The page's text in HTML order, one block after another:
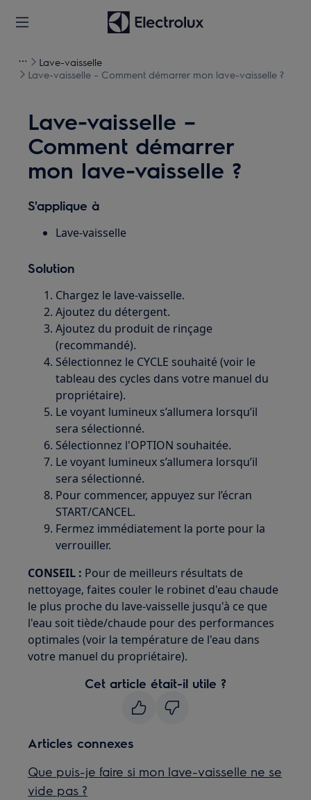
Lave-vaisselle
Lave-vaisselle – Comment démarrer mon lave-vaisselle ?
Lave-vaisselle –
Comment démarrer
mon lave-vaisselle ?
S'applique à
Lave-vaisselle
Solution
Chargez le lave-vaisselle.
Ajoutez du détergent.
Ajoutez du produit de rinçage
(recommandé).
Sélectionnez le CYCLE souhaité (voir le
tableau des cycles dans votre manuel du
propriétaire).
Le voyant lumineux s’allumera lorsqu’il
sera sélectionné.
Sélectionnez l'OPTION souhaitée.
Le voyant lumineux s’allumera lorsqu’il
sera sélectionné.
Pour commencer, appuyez sur l’écran
START/CANCEL.
Fermez immédiatement la porte pour la
verrouiller.
CONSEIL : Pour de meilleurs résultats de
nettoyage, faites couler le robinet d'eau chaude
le plus proche du lave-vaisselle jusqu'à ce que
l'eau soit tiède/chaude pour des performances
optimales (voir la température de l'eau dans
votre manuel du propriétaire).
Cet article était-il utile ?
Articles connexes
Que puis-je faire si mon lave-vaisselle ne se
vide pas ?